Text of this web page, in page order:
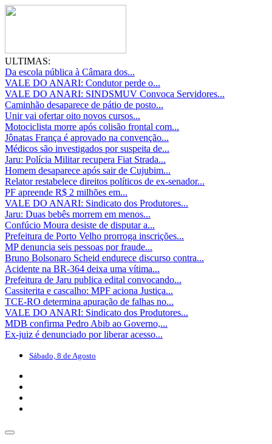
ULTIMAS:
Da escola pública à Câmara dos...
VALE DO ANARI: Condutor perde o...
VALE DO ANARI: SINDSMUV Convoca Servidores...
Caminhão desaparece de pátio de posto...
Unir vai ofertar oito novos cursos...
Motociclista morre após colisão frontal com...
Jônatas França é aprovado na convenção...
Médicos são investigados por suspeita de...
Jaru: Polícia Militar recupera Fiat Strada...
Homem desaparece após sair de Cujubim...
Relator restabelece direitos políticos de ex-senador...
PF apreende R$ 2 milhões em...
VALE DO ANARI: Sindicato dos Produtores...
Jaru: Duas bebês morrem em menos...
Confúcio Moura desiste de disputar a...
Prefeitura de Porto Velho prorroga inscrições...
MP denuncia seis pessoas por fraude...
Bruno Bolsonaro Scheid endurece discurso contra...
Acidente na BR-364 deixa uma vítima...
Prefeitura de Jaru publica edital convocando...
Cassiterita e cascalho: MPF aciona Justiça...
TCE-RO determina apuração de falhas no...
VALE DO ANARI: Sindicato dos Produtores...
MDB confirma Pedro Abib ao Governo,...
Ex-juiz é denunciado por liberar acesso...
Sábado, 8 de Agosto